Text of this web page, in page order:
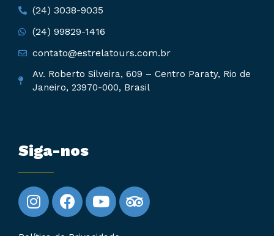
(24) 3038-9035
(24) 99829-1416
contato@estrelatours.com.br
Av. Roberto Silveira, 609 – Centro Paraty, Rio de
Janeiro, 23970-000, Brasil
Siga-nos